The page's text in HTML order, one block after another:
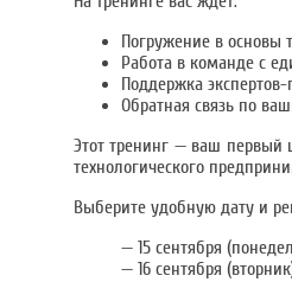
Погружение в основы
Работа в команде с
Поддержка
Обратная связь по
Этот тренинг — ваш первый
технологического
Выберите удобную дату и
— 15 сентября
— 16 сентября